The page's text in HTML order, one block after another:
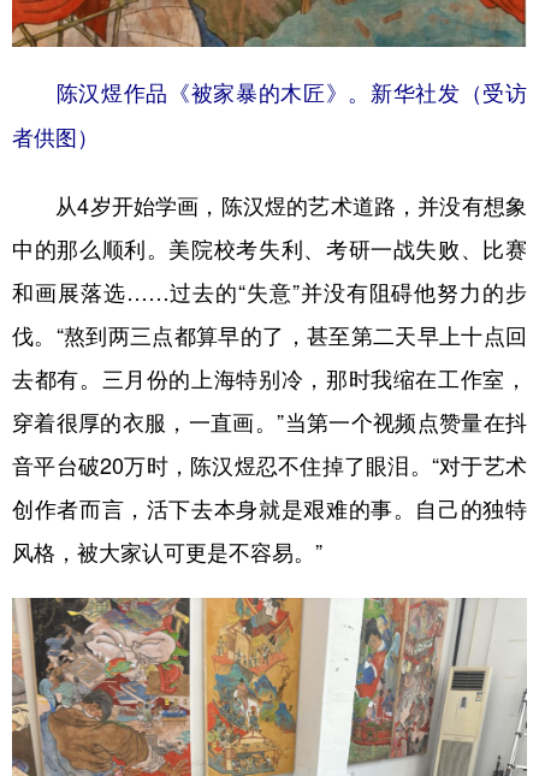
陈汉煜作品《被家暴的木匠》。新华社发（受访
者供图）
从4岁开始学画，陈汉煜的艺术道路，并没有想象
中的那么顺利。美院校考失利、考研一战失败、比赛
和画展落选……过去的“失意”并没有阻碍他努力的步
伐。“熬到两三点都算早的了，甚至第二天早上十点回
去都有。三月份的上海特别冷，那时我缩在工作室，
穿着很厚的衣服，一直画。”当第一个视频点赞量在抖
音平台破20万时，陈汉煜忍不住掉了眼泪。“对于艺术
创作者而言，活下去本身就是艰难的事。自己的独特
风格，被大家认可更是不容易。”